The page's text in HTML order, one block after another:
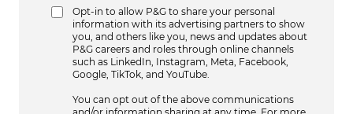
Opt-in to allow P&G to share your personal
information with its advertising partners to show
you, and others like you, news and updates about
P&G careers and roles through online channels
such as LinkedIn, Instagram, Meta, Facebook,
Google, TikTok, and YouTube.
You can opt out of the above communications